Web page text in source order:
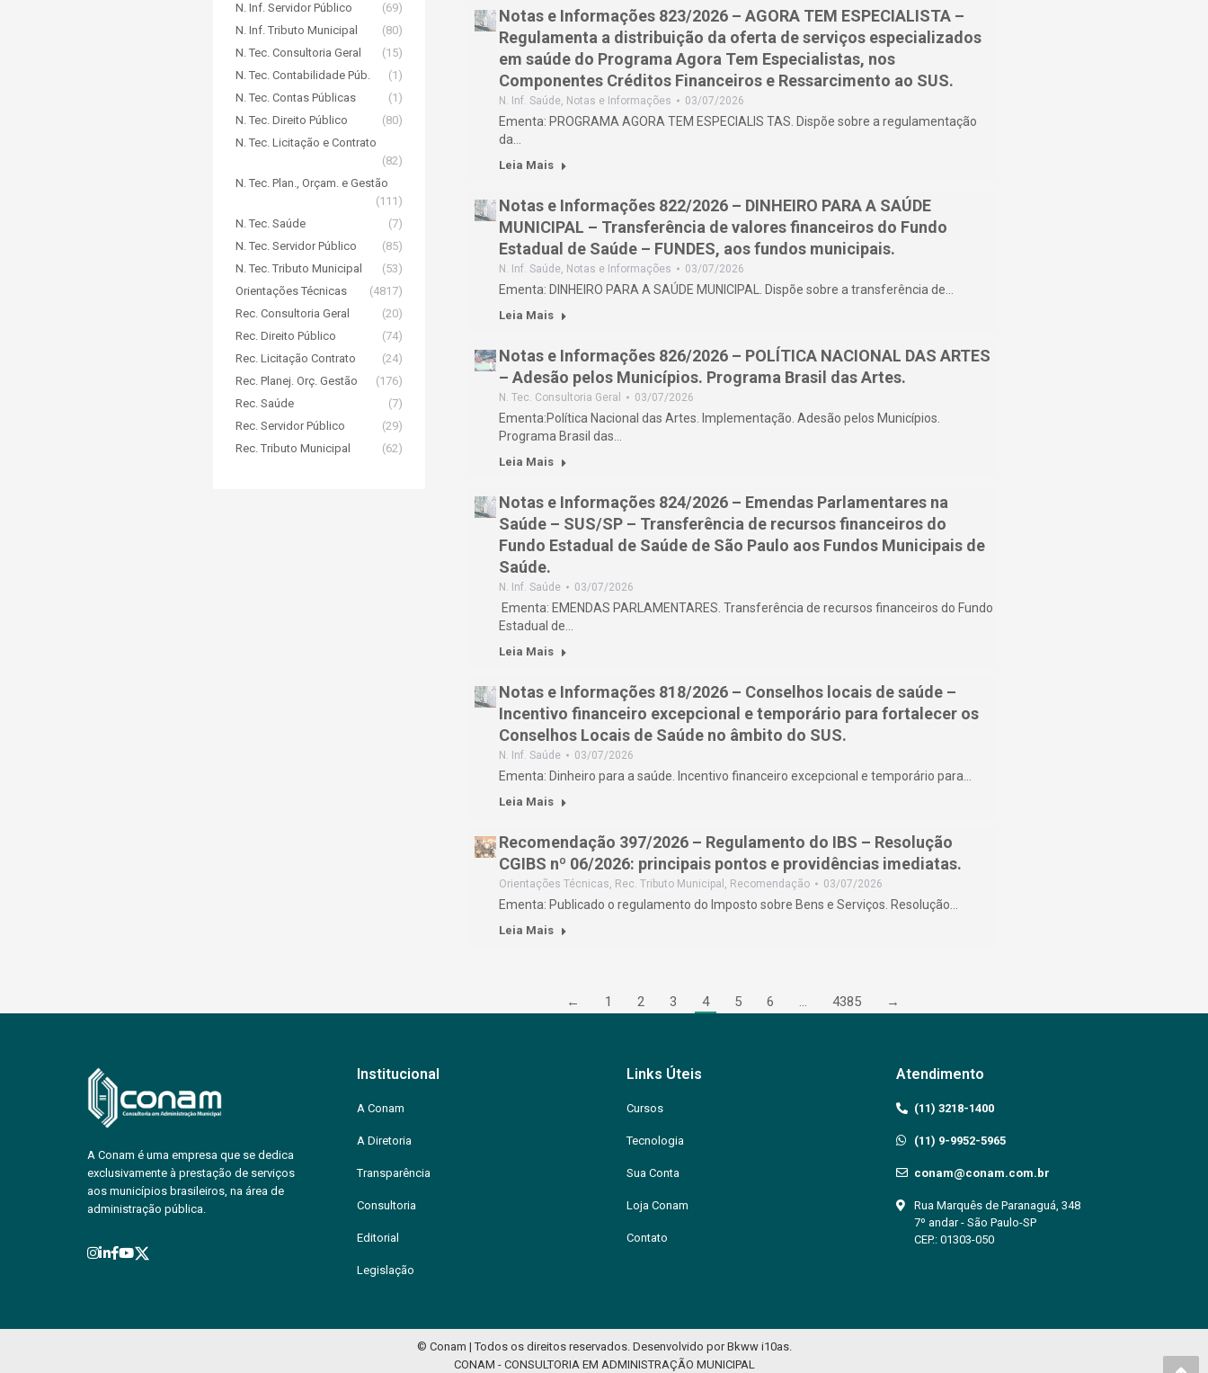
Notas e Informações 823/2026 – AGORA TEM ESPECIALISTA –
Regulamenta a distribuição da oferta de serviços especializados
em saúde do Programa Agora Tem Especialistas, nos
Componentes Créditos Financeiros e Ressarcimento ao SUS.
N. Inf. Saúde, Notas e Informações 03/07/2026
Ementa: PROGRAMA AGORA TEM ESPECIALIS TAS. Dispõe sobre a regulamentação
da…
Leia Mais
Notas e Informações 822/2026 – DINHEIRO PARA A SAÚDE
MUNICIPAL – Transferência de valores financeiros do Fundo
Estadual de Saúde – FUNDES, aos fundos municipais.
N. Inf. Saúde, Notas e Informações 03/07/2026
Ementa: DINHEIRO PARA A SAÚDE MUNICIPAL. Dispõe sobre a transferência de…
Leia Mais
Notas e Informações 826/2026 – POLÍTICA NACIONAL DAS ARTES
– Adesão pelos Municípios. Programa Brasil das Artes.
N. Tec. Consultoria Geral 03/07/2026
Ementa:Política Nacional das Artes. Implementação. Adesão pelos Municípios.
Programa Brasil das…
Leia Mais
Notas e Informações 824/2026 – Emendas Parlamentares na
Saúde – SUS/SP – Transferência de recursos financeiros do
Fundo Estadual de Saúde de São Paulo aos Fundos Municipais de
Saúde.
N. Inf. Saúde 03/07/2026
Ementa: EMENDAS PARLAMENTARES. Transferência de recursos financeiros do Fundo
Estadual de…
Leia Mais
Notas e Informações 818/2026 – Conselhos locais de saúde –
Incentivo financeiro excepcional e temporário para fortalecer os
Conselhos Locais de Saúde no âmbito do SUS.
N. Inf. Saúde 03/07/2026
Ementa: Dinheiro para a saúde. Incentivo financeiro excepcional e temporário para…
Leia Mais
Recomendação 397/2026 – Regulamento do IBS – Resolução
CGIBS nº 06/2026: principais pontos e providências imediatas.
Orientações Técnicas, Rec. Tributo Municipal , Recomendação 03/07/2026
Ementa: Publicado o regulamento do Imposto sobre Bens e Serviços. Resolução…
Leia Mais
← 1 2 3 4 5 6 … 4385 →
N. Inf. Servidor Público
(69)
N. Inf. Tributo Municipal
(80)
N. Tec. Consultoria Geral
(15)
N. Tec. Contabilidade Púb.
(1)
N. Tec. Contas Públicas
(1)
N. Tec. Direito Público
(80)
N. Tec. Licitação e Contrato
(82)
N. Tec. Plan., Orçam. e Gestão
(111)
N. Tec. Saúde
(7)
N. Tec. Servidor Público
(85)
N. Tec. Tributo Municipal
(53)
Orientações Técnicas
(4817)
Rec. Consultoria Geral
(20)
Rec. Direito Público
(74)
Rec. Licitação Contrato
(24)
Rec. Planej. Orç. Gestão
(176)
Rec. Saúde
(7)
Rec. Servidor Público
(29)
Rec. Tributo Municipal
(62)
A Conam é uma empresa que se dedica
exclusivamente à prestação de serviços
aos municípios brasileiros, na área de
administração pública.
Institucional
A Conam
A Diretoria
Transparência
Consultoria
Editorial
Legislação
Links Úteis
Cursos
Tecnologia
Sua Conta
Loja Conam
Contato
Atendimento
(11) 3218-1400
(11) 9-9952-5965
conam@conam.com.br
Rua Marquês de Paranaguá, 348
7º andar - São Paulo-SP
CEP.: 01303-050
© Conam | Todos os direitos reservados. Desenvolvido porBkww i10as.
CONAM - CONSULTORIA EM ADMINISTRAÇÃO MUNICIPAL